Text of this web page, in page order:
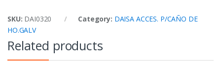
SKU: DAI0320 Category: DAISA ACCES. P/CAÑO DE
HO.GALV
Related products